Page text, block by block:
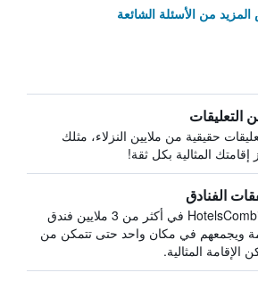
من الأسئلة الشائعة
التعليقات
حقيقية من ملايين النزلاء، مثلك
إقامتك المثالية بكل ثقة!
الفنادق
يبحث HotelsCombined في أكثر من 3 ملايين فندق
ويجمعهم في مكان واحد حتى تتمكن من
الإقامة المثالية.